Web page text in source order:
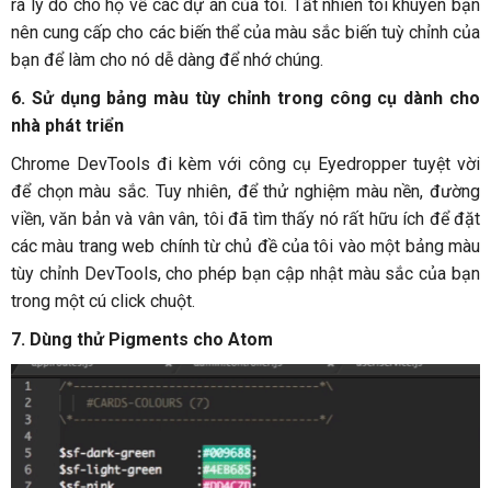
ra lý do cho họ về các dự án của tôi. Tất nhiên tôi khuyên bạn
nên cung cấp cho các biến thể của màu sắc biến tuỳ chỉnh của
bạn để làm cho nó dễ dàng để nhớ chúng.
6. Sử dụng bảng màu tùy chỉnh trong công cụ dành cho
nhà phát triển
Chrome DevTools đi kèm với công cụ Eyedropper tuyệt vời
để chọn màu sắc. Tuy nhiên, để thử nghiệm màu nền, đường
viền, văn bản và vân vân, tôi đã tìm thấy nó rất hữu ích để đặt
các màu trang web chính từ chủ đề của tôi vào một bảng màu
tùy chỉnh DevTools, cho phép bạn cập nhật màu sắc của bạn
trong một cú click chuột.
7. Dùng thử Pigments cho Atom